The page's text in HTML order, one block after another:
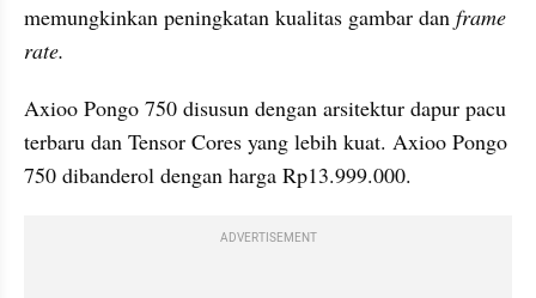
memungkinkan peningkatan kualitas gambar dan frame
rate.
Axioo Pongo 750 disusun dengan arsitektur dapur pacu
terbaru dan Tensor Cores yang lebih kuat. Axioo Pongo
750 dibanderol dengan harga Rp13.999.000.
ADVERTISEMENT